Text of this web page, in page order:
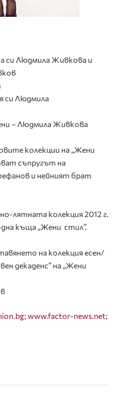
си Людмила Живкова и
си Людмила
– Людмила Живкова
колекции на „Жени
съпругът на
и нейният брат
лятната колекция 2012 г.
къща „Жени стил”.
на колекция есен/
декаденс” на „Жени
www.factor-news.net;